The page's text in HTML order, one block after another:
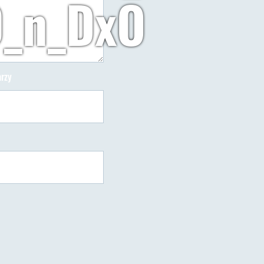
do
42943805_169254123992526_1443558222085488640_n_DxO